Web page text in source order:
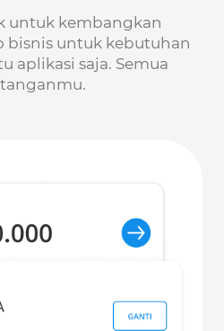
untuk kembangkan
bisnis untuk kebutuhan
aplikasi saja. Semua